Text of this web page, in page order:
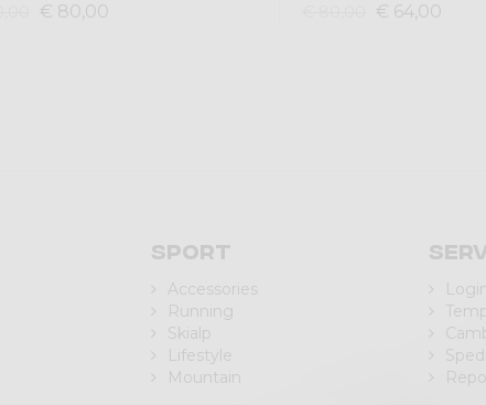
€ 80,00 € 64,00
Sport
Accessories
Running
Skialp
Lifestyle
Mountain